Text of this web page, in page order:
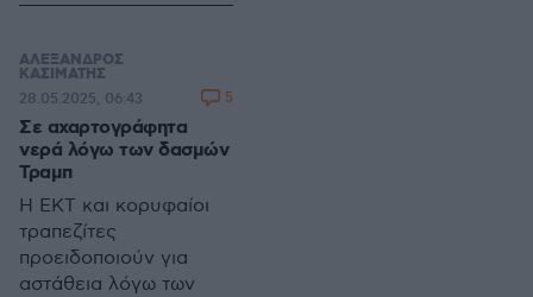
και στις ισχυρότερες
οικονομίες όπως ΗΠΑ,
Γερμανία και Ιαπωνία
ΑΛΕΞΑΝΔΡΟΣ
ΚΑΣΙΜΑΤΗΣ
Σε αχαρτογράφητα
νερά λόγω των δασμών
Τραμπ
Η ΕΚΤ και κορυφαίοι
τραπεζίτες
προειδοποιούν για
αστάθεια λόγω των
28.05.2025, 06:43 5